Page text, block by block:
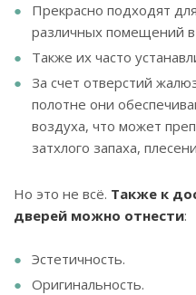
Прекрасно подходят
различных помещений
Также их часто
За счет отверстий
полотне они
воздуха, что может
затхлого запаха,
Но это не всё. Также к
дверей можно отнести:
Эстетичность.
Оригинальность.